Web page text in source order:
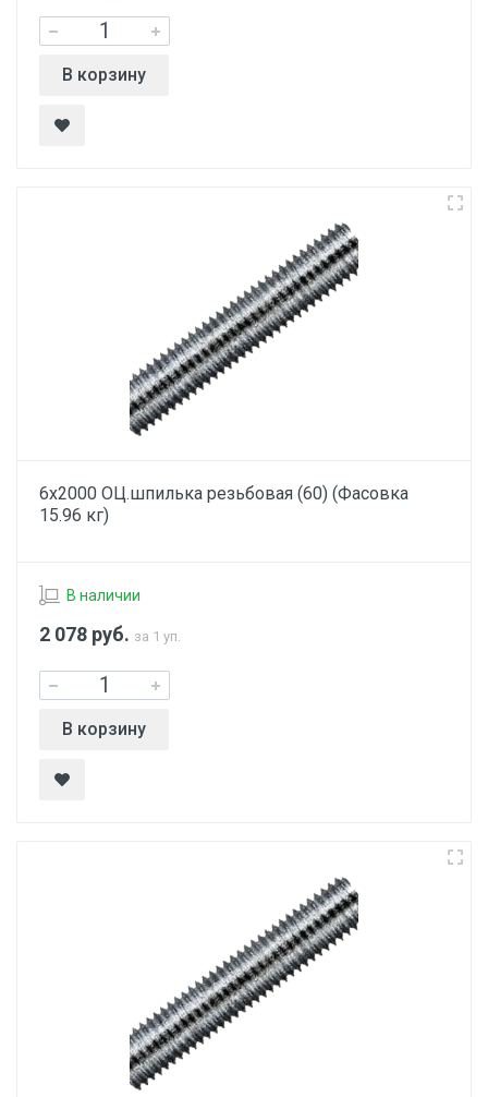
В корзину
6х2000 ОЦ.шпилька резьбовая (60) (Фасовка
15.96 кг)
В наличии
2 078 руб. за 1 уп.
В корзину